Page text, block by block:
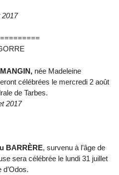
2017
née Madeleine
célébrées le mercredi 2 août
de Tarbes.
2017
BARRÈRE, survenu à l’âge de
sera célébrée le lundi 31 juillet
d’Odos.